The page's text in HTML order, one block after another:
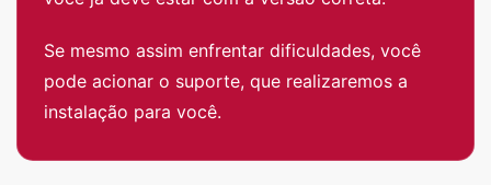
Se mesmo assim enfrentar dificuldades, você
pode acionar o suporte, que realizaremos a
instalação para você.